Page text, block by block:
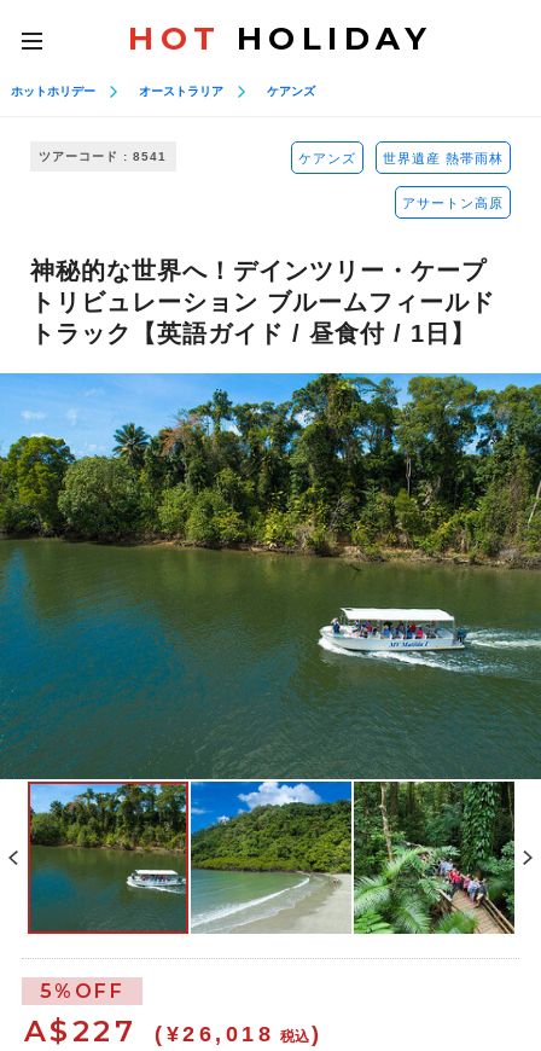
toggle
navigation
HOT HOLIDAY
ホットホリデー オーストラリア ケアンズ
ツアーコード : 8541 ケアンズ 世界遺産 熱帯雨林
アサートン高原
神秘的な世界へ！デインツリー・ケープ
トリビュレーション ブルームフィールド
トラック【英語ガイド / 昼食付 / 1日】
5%OFF
A$227 (¥26,018 税込)